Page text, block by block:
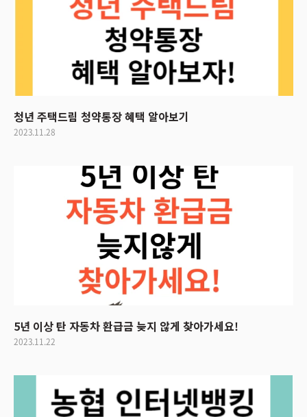
청년 주택드림 청약통장 혜택 알아보기
2023.11.28
5년 이상 탄 자동차 환급금 늦지 않게 찾아가세요!
2023.11.22